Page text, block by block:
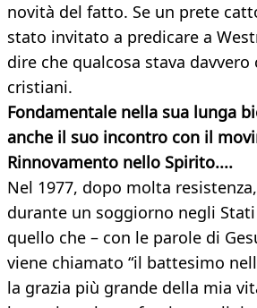
novità del fatto. Se un prete
stato invitato a predicare a
dire che qualcosa stava
cristiani.
Fondamentale nella sua lunga
anche il suo incontro con il
Rinnovamento nello Spirito....
Nel 1977, dopo molta
durante un soggiorno negli
quello che – con le parole di
viene chiamato “il battesimo
la grazia più grande della mia